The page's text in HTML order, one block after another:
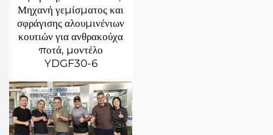
Μηχανή γεμίσματος και
σφράγισης αλουμινένιων
κουτιών για ανθρακούχα
ποτά, μοντέλο
YDGF30-6